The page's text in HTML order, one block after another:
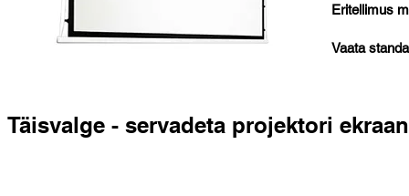
Eritellimus
Vaata
Täisvalge - servadeta projektori ekraan